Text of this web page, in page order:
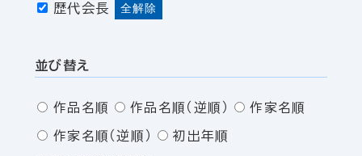
歴代会長 全解除
並び替え
作品名順 作品名順（逆順） 作家名順
作家名順（逆順） 初出年順